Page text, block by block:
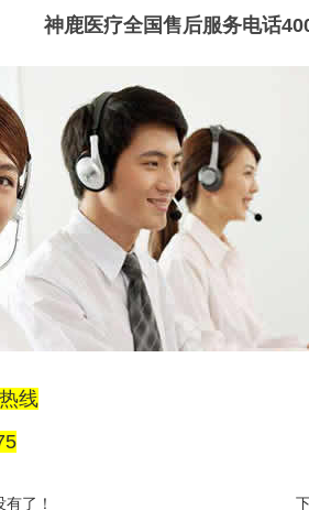
神鹿医疗全国售后服务电话
线
有了！